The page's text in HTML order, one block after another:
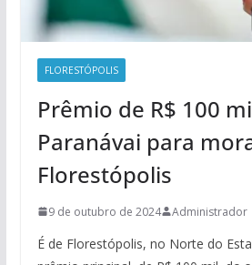
FLORESTÓPOLIS
Prêmio de R$ 100
Paranávai para
Florestópolis
9 de outubro de 2024 Administrador
É de Florestópolis, no Norte do